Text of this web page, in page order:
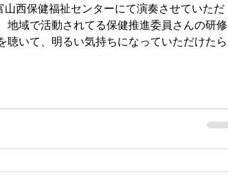
山西保健福祉センターにて演奏させていただ
地域で活動されてる保健推進委員さんの研修
聴いて、明るい気持ちになっていただけたら